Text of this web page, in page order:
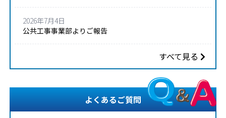
2026年7月4日
公共工事事業部よりご報告
すべて見る
よくあるご質問